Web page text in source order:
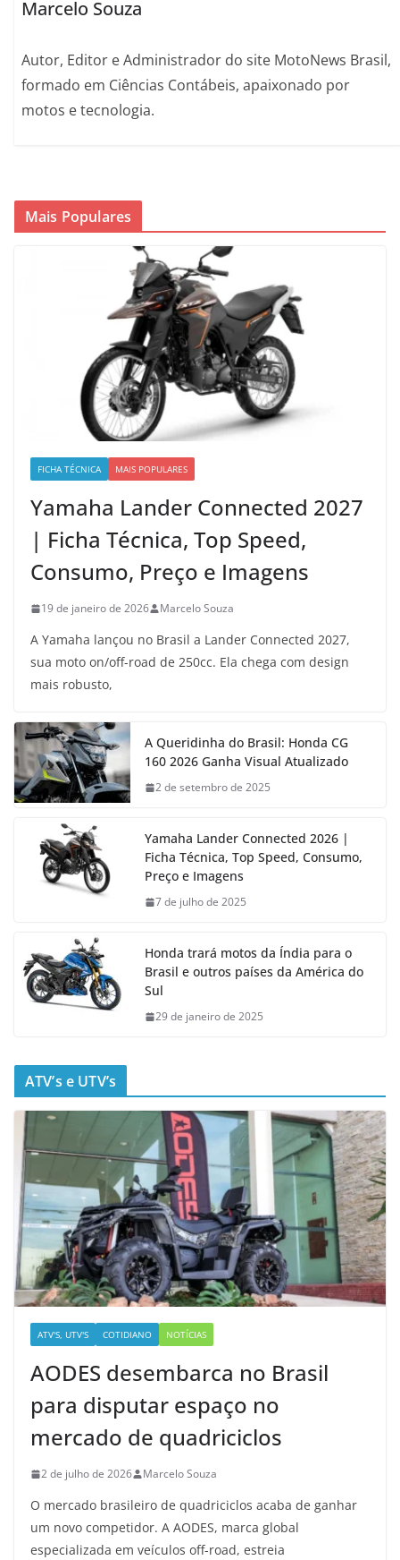
Marcelo Souza
Autor, Editor e Administrador do site MotoNews Brasil,
formado em Ciências Contábeis, apaixonado por
motos e tecnologia.
Mais Populares
FICHA TÉCNICA MAIS POPULARES
Yamaha Lander Connected 2027
| Ficha Técnica, Top Speed,
Consumo, Preço e Imagens
19 de janeiro de 2026 Marcelo Souza
A Yamaha lançou no Brasil a Lander Connected 2027,
sua moto on/off-road de 250cc. Ela chega com design
mais robusto,
A Queridinha do Brasil: Honda CG
160 2026 Ganha Visual Atualizado
2 de setembro de 2025
Yamaha Lander Connected 2026 |
Ficha Técnica, Top Speed, Consumo,
Preço e Imagens
7 de julho de 2025
Honda trará motos da Índia para o
Brasil e outros países da América do
Sul
29 de janeiro de 2025
ATV’s e UTV’s
ATV'S, UTV'S COTIDIANO NOTÍCIAS
AODES desembarca no Brasil
para disputar espaço no
mercado de quadriciclos
2 de julho de 2026 Marcelo Souza
O mercado brasileiro de quadriciclos acaba de ganhar
um novo competidor. A AODES, marca global
especializada em veículos off-road, estreia